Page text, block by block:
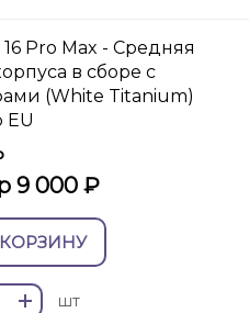
Pro Max - Средняя
в сборе с
(White Titanium)
EU
9 000 ₽
шт